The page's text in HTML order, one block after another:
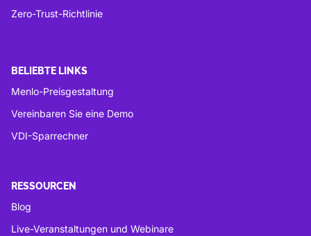
Zero-Trust-Richtlinie
BELIEBTE LINKS
Menlo-Preisgestaltung
Vereinbaren Sie eine Demo
VDI-Sparrechner
RESSOURCEN
Blog
Live-Veranstaltungen und Webinare